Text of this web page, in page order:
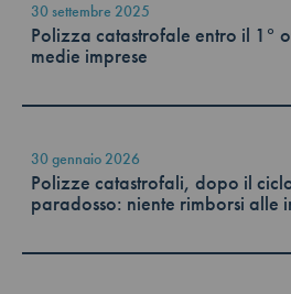
30 settembre 2025
Polizza catastrofale entro il 1°
medie imprese
30 gennaio 2026
Polizze catastrofali, dopo il
paradosso: niente rimborsi alle